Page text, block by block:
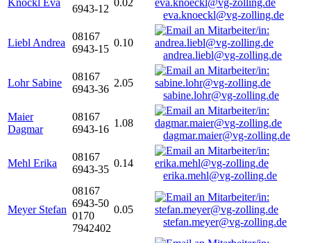
Knöckl Eva
6943-12
0.02
eva.knoeckl@vg-zolling.de
Liebl Andrea
08167
6943-15
0.10
andrea.liebl@vg-zolling.de
Lohr Sabine
08167
6943-36
2.05
sabine.lohr@vg-zolling.de
Maier
Dagmar
08167
6943-16
1.08
dagmar.maier@vg-zolling.de
Mehl Erika
08167
6943-35
0.14
erika.mehl@vg-zolling.de
Meyer Stefan
08167
6943-50
0170
7942402
0.05
stefan.meyer@vg-zolling.de